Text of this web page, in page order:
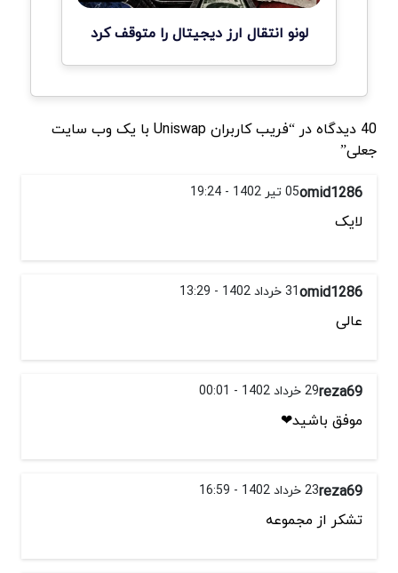
لونو انتقال ارز دیجیتال را متوقف کرد
40 دیدگاه در “فریب کاربران Uniswap با یک وب سایت
جعلی”
omid128605 تیر 1402 - 19:24
لایک
omid128631 خرداد 1402 - 13:29
عالی
reza6929 خرداد 1402 - 00:01
موفق باشید❤
reza6923 خرداد 1402 - 16:59
تشکر از مجموعه